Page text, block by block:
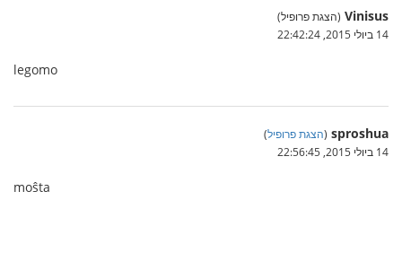
Vinisus (הצגת פרופיל)
14 ביולי 2015, 22:42:24
legomo
sproshua
(הצגת פרופיל)
14 ביולי 2015, 22:56:45
moŝta